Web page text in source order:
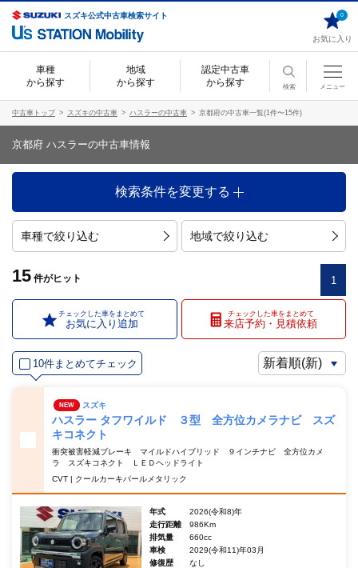
スズキ公式中古車検索サイト
お気に入り
0
車種
から探す
地域
から探す
認定中古車
から探す
検索 メニュー
中古車トップ スズキの中古車 ハスラーの中古車 京都府の中古車一覧(1件〜15件)
京都府 ハスラーの中古車情報
検索条件を変更する
車種で絞り込む 地域で絞り込む
15 件がヒット 1
チェックした車をまとめて
お気に入り追加
チェックした車をまとめて
来店予約・見積依頼
10件まとめてチェック
NEW スズキ
ハスラー タフワイルド ３型 全方位カメラナビ スズ
キコネクト
衝突被害軽減ブレーキ マイルドハイブリッド ９インチナビ 全方位カメ
ラ スズキコネクト ＬＥＤヘッドライト
CVT | クールカーキパールメタリック
年式
2026(令和8)年
走行距離
986Km
排気量
660cc
車検
2029(令和11)年03月
修復歴
なし